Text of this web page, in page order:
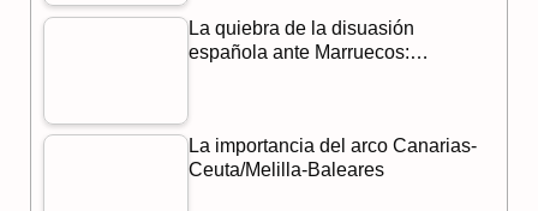
La quiebra de la disuasión
española ante Marruecos:…
La importancia del arco Canarias-
Ceuta/Melilla-Baleares